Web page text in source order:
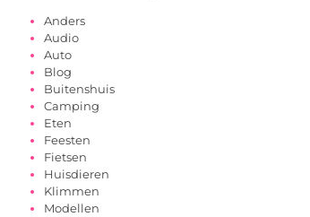
Anders
Audio
Auto
Blog
Buitenshuis
Camping
Eten
Feesten
Fietsen
Huisdieren
Klimmen
Modellen